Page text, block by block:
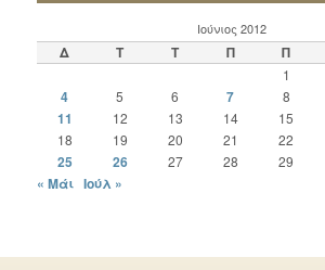
Ιούνιος 2012
Δ Τ Τ Π Π
1
4
5 6 7 8
11
12 13 14 15
18 19 20 21 22
25
26 27 28 29
« Μάι Ιούλ »